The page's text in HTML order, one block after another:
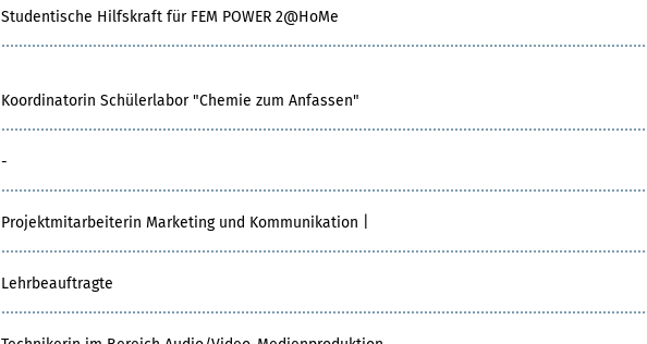
Studentische Hilfskraft für FEM POWER 2@HoMe
Koordinatorin Schülerlabor "Chemie zum Anfassen"
-
Projektmitarbeiterin Marketing und Kommunikation |
Lehrbeauftragte